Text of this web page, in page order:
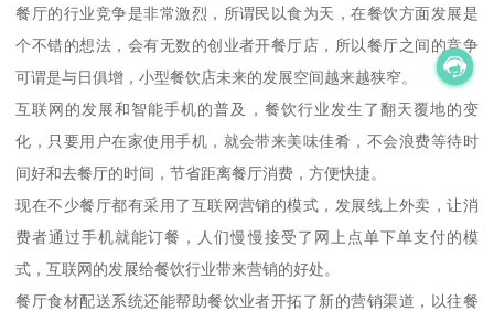
餐厅的行业竞争是非常激烈，所谓民以食为天，在餐饮方面发展是
个不错的想法，会有无数的创业者开餐厅店，所以餐厅之间的竞争
可谓是与日俱增，小型餐饮店未来的发展空间越来越狭窄。
互联网的发展和智能手机的普及，餐饮行业发生了翻天覆地的变
化，只要用户在家使用手机，就会带来美味佳肴，不会浪费等待时
间好和去餐厅的时间，节省距离餐厅消费，方便快捷。
现在不少餐厅都有采用了互联网营销的模式，发展线上外卖，让消
费者通过手机就能订餐，人们慢慢接受了网上点单下单支付的模
式，互联网的发展给餐饮行业带来营销的好处。
餐厅食材配送系统还能帮助餐饮业者开拓了新的营销渠道，以往餐